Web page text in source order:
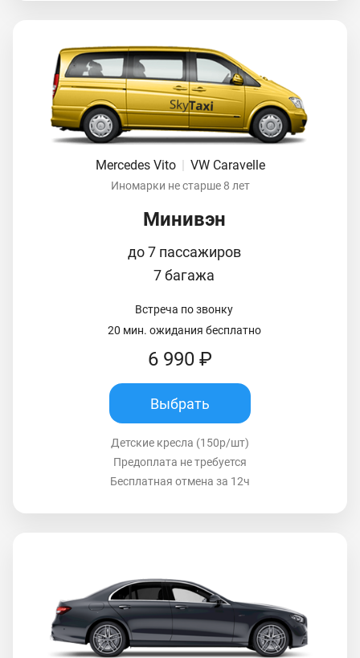
Mercedes Vito VW Caravelle
Иномарки не старше 8 лет
Минивэн
до 7 пассажиров
7 багажа
Встреча по звонку
20 мин. ожидания бесплатно
6 990 ₽
Выбрать
Детские кресла (150р/шт)
Предоплата не требуется
Бесплатная отмена за 12ч